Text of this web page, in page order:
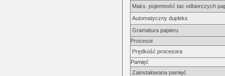
Maks. pojemność tac odbiorczych
Automatyczny dupleks
Gramatura papieru
Procesor
Prędkość procesora
Pamięć
Zainstalowana pamięć